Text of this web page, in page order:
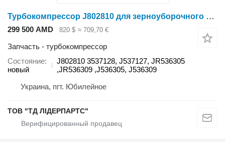
Турбокомпрессор J802810 для зерноуборочного комбайна Case IH 2166
299 500 AMD 820 $ ≈ 709,70 €
Запчасть - турбокомпрессор
Состояние
новый
J802810 3537128, J537127, JR536305
,JR536309 ,J536305, J536309
Украина, пгт. Юбилейное
ТОВ "ТД ЛІДЕРПАРТС"